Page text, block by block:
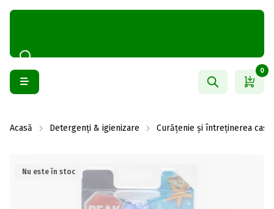
0
Acasă Detergenți & igienizare Curățenie și întreținerea casei
Nu este în stoc